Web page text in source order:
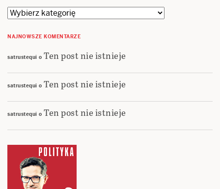
Kategorie
NAJNOWSZE KOMENTARZE
satrustequi o Ten post nie istnieje
satrustequi o Ten post nie istnieje
satrustequi o Ten post nie istnieje